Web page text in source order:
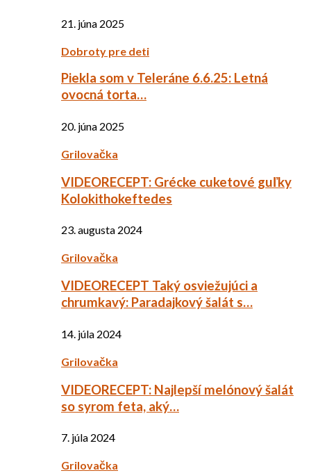
21. júna 2025
Dobroty pre deti
Piekla som v Teleráne 6.6.25: Letná
ovocná torta…
20. júna 2025
Grilovačka
VIDEORECEPT: Grécke cuketové guľky
Kolokithokeftedes
23. augusta 2024
Grilovačka
VIDEORECEPT Taký osviežujúci a
chrumkavý: Paradajkový šalát s…
14. júla 2024
Grilovačka
VIDEORECEPT: Najlepší melónový šalát
so syrom feta, aký…
7. júla 2024
Grilovačka